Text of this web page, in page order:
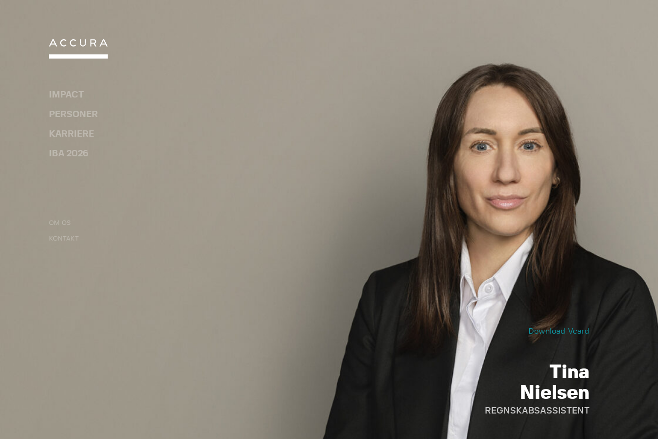
IMPACT
PERSONER
KARRIERE
IBA 2026
OM OS
KONTAKT
Download Vcard
Tina
Nielsen
REGNSKABSASSISTENT